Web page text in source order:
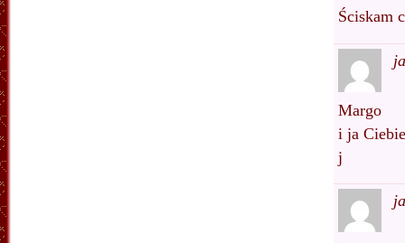
Ściskam
Margo
i ja
j